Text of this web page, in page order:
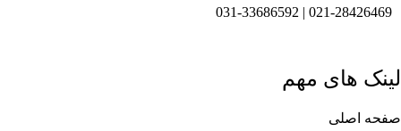
021-28426469 | 031-33686592
لینک های مهم
صفحه اصلی